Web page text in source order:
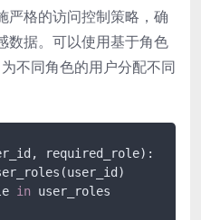
严格的访问控制策略，确
数据。可以使用基于角色
不同角色的用户分配不同
required_role):
in user_roles